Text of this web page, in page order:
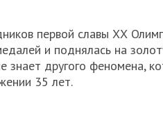
первой славы ХХ
и поднялась на
другого феномена,
35 лет.